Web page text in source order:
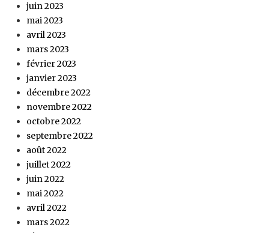
juin 2023
mai 2023
avril 2023
mars 2023
février 2023
janvier 2023
décembre 2022
novembre 2022
octobre 2022
septembre 2022
août 2022
juillet 2022
juin 2022
mai 2022
avril 2022
mars 2022